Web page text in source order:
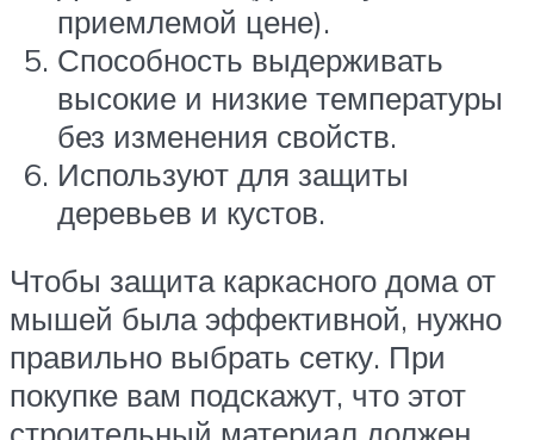
приемлемой цене).
Способность выдерживать
высокие и низкие температуры
без изменения свойств.
Используют для защиты
деревьев и кустов.
Чтобы защита каркасного дома от
мышей была эффективной, нужно
правильно выбрать сетку. При
покупке вам подскажут, что этот